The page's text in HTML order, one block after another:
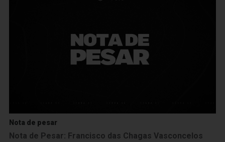
Nota de pesar
Nota de Pesar: Francisco das Chagas Vasconcelos